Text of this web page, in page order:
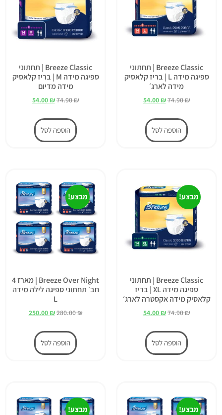
Breeze Classic | תחתוני
ספיגה מידה L | בריז קלאסיק
מידה לארג׳
74.90₪
54.00₪
הוספה לסל
Breeze Classic | תחתוני
ספיגה מידה M | בריז קלאסיק
מידה מדיום
74.90₪
54.00₪
הוספה לסל
מבצע!
Breeze Classic | תחתוני
ספיגה מידה XL | בריז
קלאסיק מידה אקסטרה לארג׳
74.90₪
54.00₪
הוספה לסל
מבצע!
Breeze Over Night | מארז 4
חב׳ תחתוני ספיגה לילה מידה
L
280.00₪
250.00₪
הוספה לסל
מבצע! מבצע!